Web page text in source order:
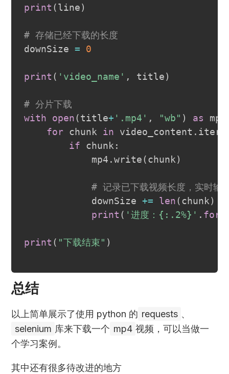
print (line)
# 存储已经下载的长度
downSize = 0
print ( 'video_name' , title)
# 分片下载
with
open(title+ '.mp4' , "wb" ) as mp4
for chunk in video_content .
if chunk:
            mp4
.write(chunk)
# 记录已下载视频长度，实时输
            downSize
+= len(chunk)
print ( '进度：{:.2%}' .
print ( "下载结束" )
总结
以上简单展示了使用 python 的 requests 、
selenium 库来下载一个 mp4 视频，可以当做一
个学习案例。
其中还有很多待改进的地方